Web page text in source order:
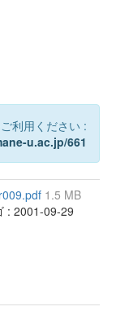
利用ください :
u.ac.jp/661
1.5 MB
: 2001-09-29